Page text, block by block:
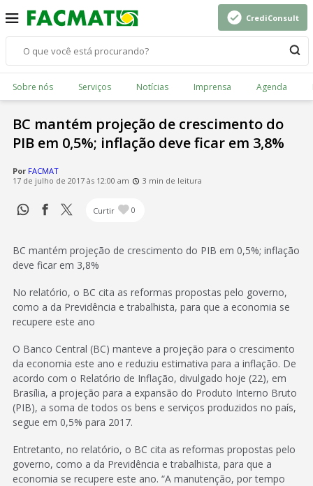
CrediConsult
Sobre nós Serviços Notícias Imprensa Agenda
BC mantém projeção de crescimento do
PIB em 0,5%; inflação deve ficar em 3,8%
Por FACMAT
17 de julho de 2017 às 12:00 am
3 min de leitura
Curtir 0
BC mantém projeção de crescimento do PIB em 0,5%; inflação
deve ficar em 3,8%
No relatório, o BC cita as reformas propostas pelo governo,
como a da Previdência e trabalhista, para que a economia se
recupere este ano
O Banco Central (BC) manteve a projeção para o crescimento
da economia este ano e reduziu estimativa para a inflação. De
acordo com o Relatório de Inflação, divulgado hoje (22), em
Brasília, a projeção para a expansão do Produto Interno Bruto
(PIB), a soma de todos os bens e serviços produzidos no país,
segue em 0,5% para 2017.
Entretanto, no relatório, o BC cita as reformas propostas pelo
governo, como a da Previdência e trabalhista, para que a
economia se recupere este ano. “A manutenção, por tempo